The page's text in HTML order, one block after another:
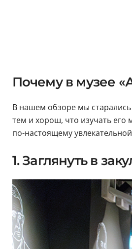
Почему в музее
В нашем обзоре мы старались
тем и хорош, что изучать его
по-настоящему
1. Заглянуть в